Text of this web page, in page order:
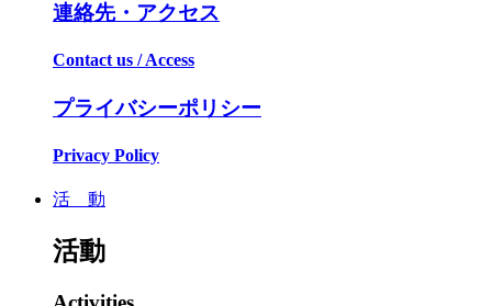
連絡先・アクセス
Contact us / Access
プライバシーポリシー
Privacy Policy
活 動
活動